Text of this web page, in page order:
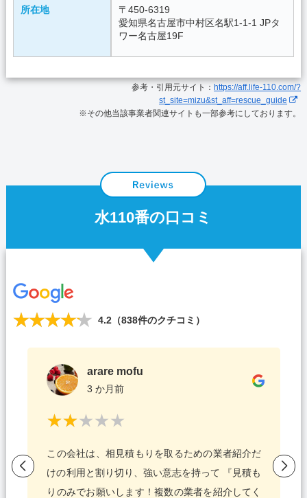
所在地
〒450-6319
愛知県名古屋市中村区名駅1-1-1 JPタ
ワー名古屋19F
参考・引用元サイト： https://aff.life-110.com/?
st_site=mizu&st_aff=rescue_guide
※その他当該事業者関連サイトも一部参考にしております。
水110番の口コミ
4.2（838件のクチコミ）
arare mofu
3 か月前
この会社は、相見積もりを取るための業者紹介だ
けの利用と割り切り、強い意志を持って 『見積も
りのみでお願いします！複数の業者を紹介してく